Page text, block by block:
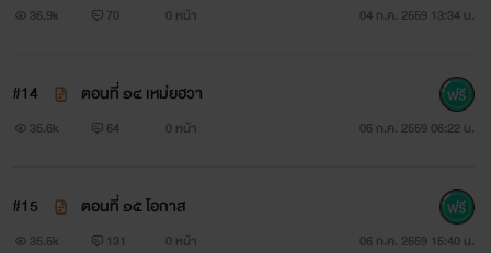
36.9k 70 0 หน้า 04 ก.ค. 2559 13:34 น.
#14 ตอนที่ ๑๔ เหม่ยฮวา
35.6k 64 0 หน้า 06 ก.ค. 2559 06:22 น.
#15 ตอนที่ ๑๕ โอกาส
35.5k 131 0 หน้า 06 ก.ค. 2559 15:40 น.